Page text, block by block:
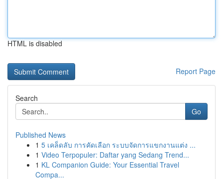
HTML is disabled
Report Page
Search
Go
Published News
1 5 เคล็ดลับ การคัดเลือก ระบบจัดการแขกงานแต่ง ...
1 Video Terpopuler: Daftar yang Sedang Trend...
1 KL Companion Guide: Your Essential Travel
Compa...